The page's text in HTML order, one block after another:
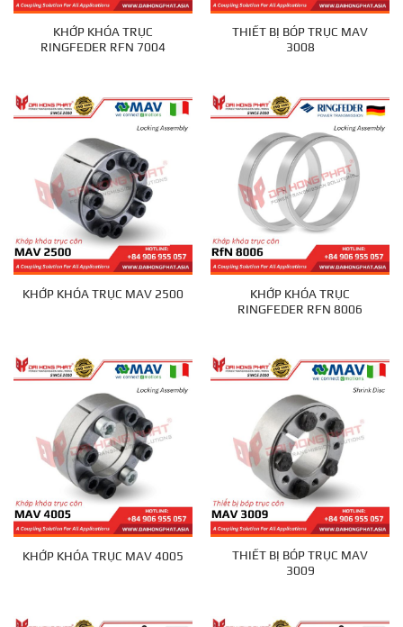
KHỚP KHÓA TRỤC
RINGFEDER RFN 7004
THIẾT BỊ BÓP TRỤC MAV
3008
KHỚP KHÓA TRỤC MAV 2500
KHỚP KHÓA TRỤC
RINGFEDER RFN 8006
KHỚP KHÓA TRỤC MAV 4005
THIẾT BỊ BÓP TRỤC MAV
3009